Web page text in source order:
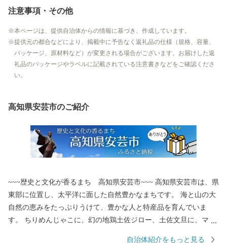
注意事項・その他
本ページは、提供自治体からの情報に基づき、作成しています。
提供元の都合などにより、掲載中に予告なく返礼品の仕様（規格、容量、
パッケージ、原材料など）が変更される場合がございます。お届けした返
礼品のパッケージやラベルに記載されている注意書きなどをご確認くださ
い。
高知県安芸市のご紹介
~~~歴史と文化が香るまち 高知県安芸市~~~ 高知県安芸市は、県
東部に位置し、太平洋に面した自然豊かなまちです。 海と山の大
自然の恵みをたっぷりうけて、豊かな人と特産品を育んでいま
す。 ちりめんじゃこに、幻の地鶏土佐ジロー、土佐文旦に、マン
自治体紹介をもっと見る